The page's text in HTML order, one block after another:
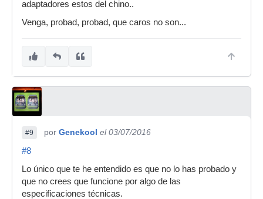
adaptadores estos del chino..
Venga, probad, probad, que caros no son...
#9 por Genekool el 03/07/2016
#8
Lo único que te he entendido es que no lo has probado y
que no crees que funcione por algo de las
especificaciones técnicas.